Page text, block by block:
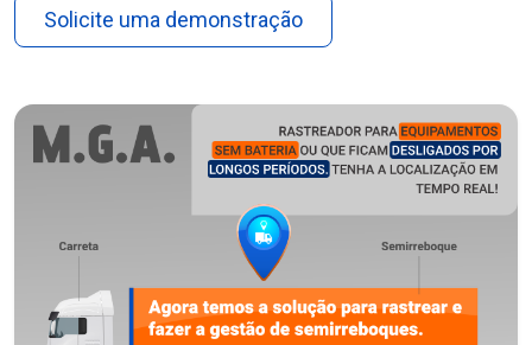
Solicite uma demonstração